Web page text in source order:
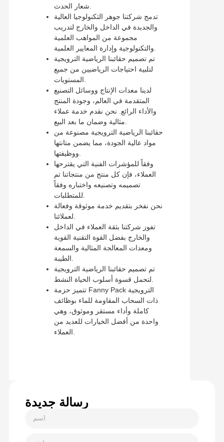
تدمج شركتنا جوهر التكنولوجيا العالية
والجديدة في الداخل والخارج لتدريب
مجموعة من المواهب العلمية
تم تصميم حقائبنا الرياضية الترويجية
لتلبية احتياجات الرياضيين من جميع
لدينا معدات الإنتاج ووسائل التصنيع
المتقدمة في العالم، وجودة المنتج
والأداء الرائع. نحن نقدم خدمة عملاء
حقائبنا الرياضية الترويجية مصنوعة من
مواد عالية الجودة، مما يضمن متانتها
وفقاً للمؤشرات الفنية التي يقترحها
العملاء، فإن كل منتج من منتجاتنا تم
تصميمه وتصنيعه واختباره وفقاً
نحن نفخر بتقديم خدمة موثوقة وفعالة
تفوز شركتنا بثقة العملاء في الداخل
والخارج بفضل القوة التقنية القوية
ومعدات المعالجة المثالية والسمعة
تم تصميم حقائبنا الرياضية الترويجية
تتميز حزمة Fanny Pack الترويجية
ذات السحاب المقاومة للماء بوظائف
كاملة وأداء مستقر وموثوق، وهي
واحدة من أفضل الخيارات للعديد من
رسالة جديدة